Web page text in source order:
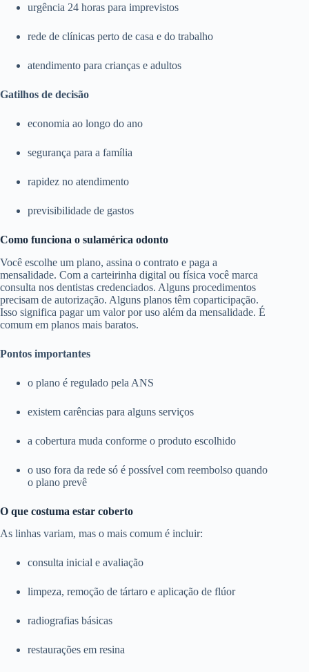
urgência 24 horas para imprevistos
rede de clínicas perto de casa e do trabalho
atendimento para crianças e adultos
Gatilhos de decisão
economia ao longo do ano
segurança para a família
rapidez no atendimento
previsibilidade de gastos
Como funciona o sulamérica odonto
Você escolhe um plano, assina o contrato e paga a
mensalidade. Com a carteirinha digital ou física você marca
consulta nos dentistas credenciados. Alguns procedimentos
precisam de autorização. Alguns planos têm coparticipação.
Isso significa pagar um valor por uso além da mensalidade. É
comum em planos mais baratos.
Pontos importantes
o plano é regulado pela ANS
existem carências para alguns serviços
a cobertura muda conforme o produto escolhido
o uso fora da rede só é possível com reembolso quando
o plano prevê
O que costuma estar coberto
As linhas variam, mas o mais comum é incluir:
consulta inicial e avaliação
limpeza, remoção de tártaro e aplicação de flúor
radiografias básicas
restaurações em resina